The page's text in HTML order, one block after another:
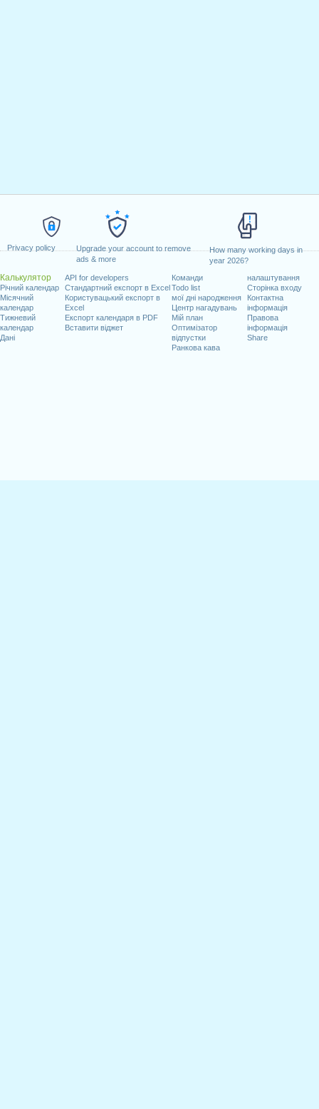
Privacy policy
Upgrade your account to remove
ads & more
How many working days in
year 2026?
Калькулятор
Річний календар
Місячний
календар
Тижневий
календар
Дані
API for developers
Стандартний експорт в Excel
Користувацький експорт в
Excel
Експорт календаря в PDF
Вставити віджет
Команди
Todo list
мої дні народження
Центр нагадувань
Мій план
Оптимізатор
відпустки
Ранкова кава
налаштування
Сторінка входу
Контактна
інформація
Правова
інформація
Share